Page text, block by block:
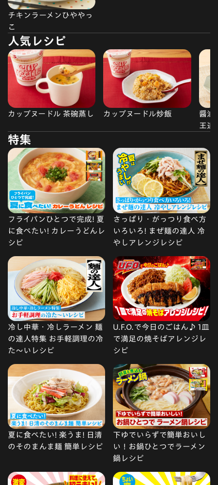
チキンラーメンひややっ
こ
人気レシピ
カップヌードル 茶碗蒸し カップヌードル炒飯
醤油
王道
特集
フライパンひとつで完成! 夏
に食べたい! カレーうどんレ
シピ
さっぱり・がっつり食べ方
いろいろ! まぜ麺の達人 冷
やしアレンジレシピ
冷し中華・冷しラーメン 麺
の達人特集 お手軽調理の冷
た〜いレシピ
U.F.O.で今日のごはん♪ 1皿
で満足の焼そばアレンジレ
シピ
夏に食べたい! 楽うま! 日清
のそのまんま麺 簡単レシピ
下ゆでいらずで簡単おいし
い！お鍋ひとつでラーメン
鍋レシピ